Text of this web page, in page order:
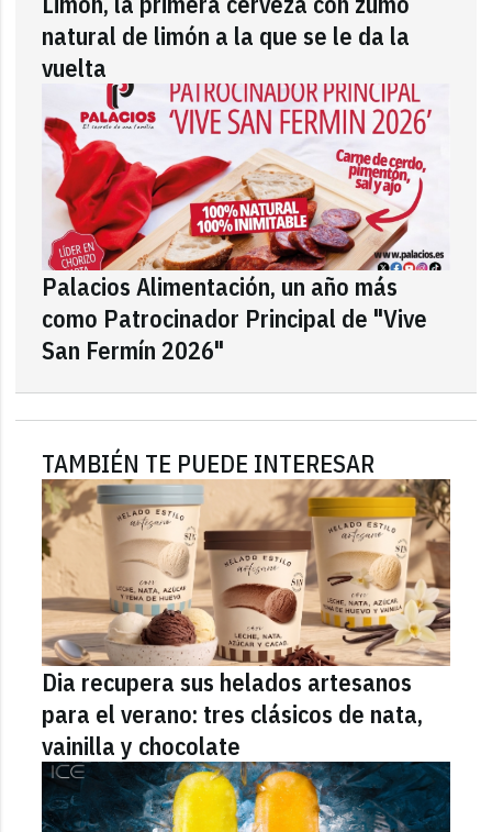
natural de limón a la que se le da la
vuelta
Palacios Alimentación, un año más
como Patrocinador Principal de "Vive
San Fermín 2026"
TAMBIÉN TE PUEDE INTERESAR
Dia recupera sus helados artesanos
para el verano: tres clásicos de nata,
vainilla y chocolate